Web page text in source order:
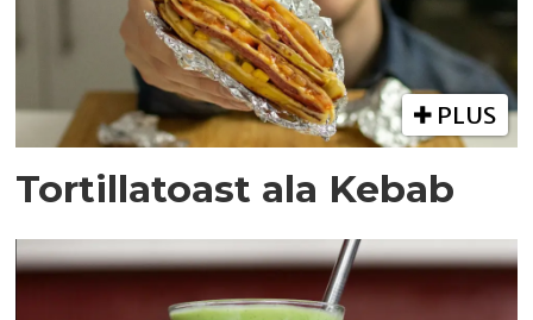
PLUS
Tortillatoast ala Kebab